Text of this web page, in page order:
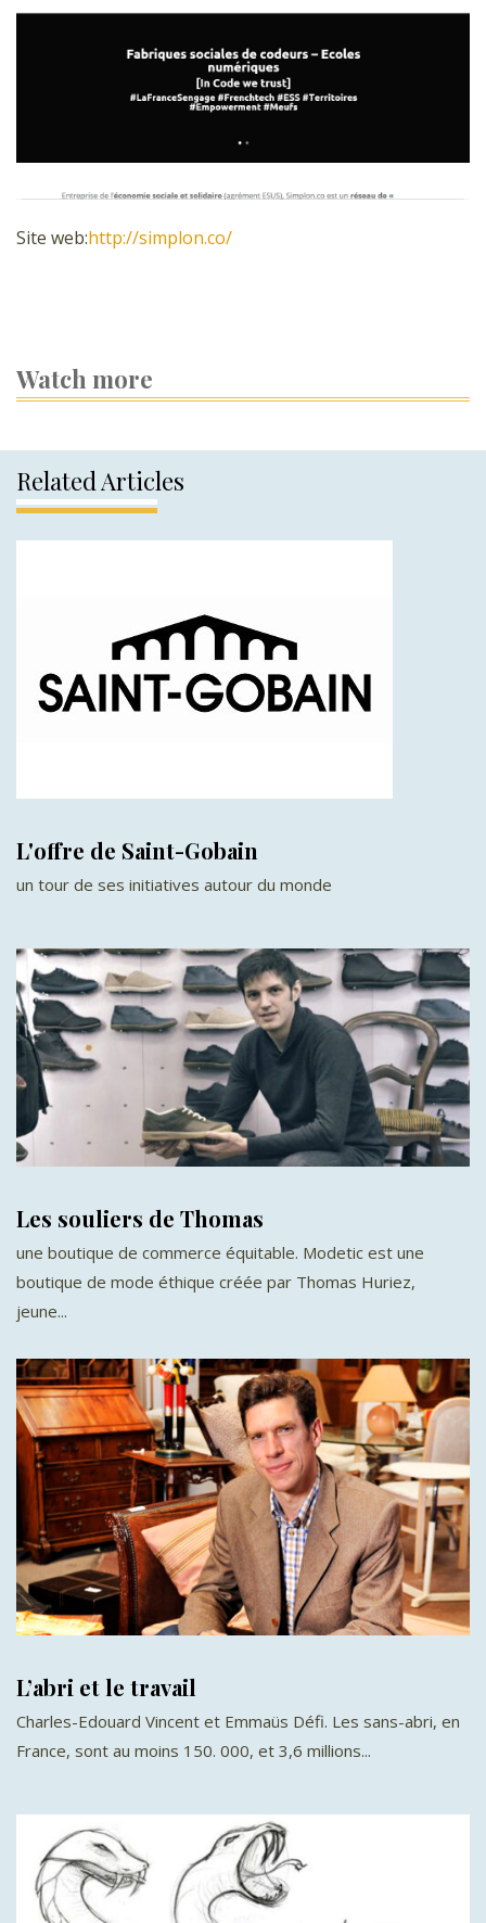
Site web:http://simplon.co/
Watch more
Related Articles
L'offre de Saint-Gobain
un tour de ses initiatives autour du monde
Les souliers de Thomas
une boutique de commerce équitable. Modetic est une
boutique de mode éthique créée par Thomas Huriez,
jeune...
L’abri et le travail
Charles-Edouard Vincent et Emmaüs Défi. Les sans-abri, en
France, sont au moins 150. 000, et 3,6 millions...